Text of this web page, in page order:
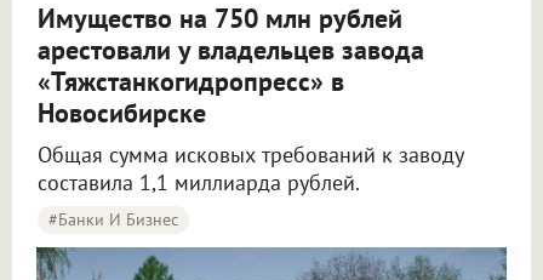
Имущество на 750 млн рублей
арестовали у владельцев завода
«Тяжстанкогидропресс» в
Новосибирске
Общая сумма исковых требований к заводу
составила 1,1 миллиарда рублей.
#Банки И Бизнес